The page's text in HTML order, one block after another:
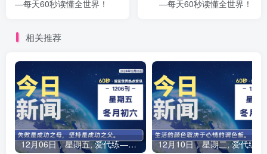
—每天60秒读懂全世界！
—每天60秒读懂全世界！
相关推荐
12月06日，星期五, 爱代练—每天60秒读懂全世界！